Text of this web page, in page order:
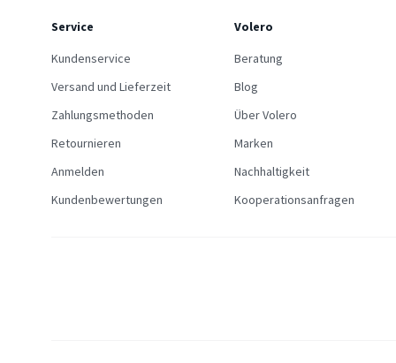
Service
Kundenservice
Versand und Lieferzeit
Zahlungsmethoden
Retournieren
Anmelden
Kundenbewertungen
Volero
Beratung
Blog
Über Volero
Marken
Nachhaltigkeit
Kooperationsanfragen